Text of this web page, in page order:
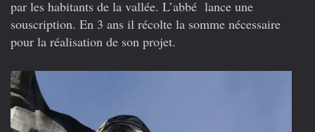
par les habitants de la vallée. L’abbé lance une
souscription. En 3 ans il récolte la somme nécessaire
pour la réalisation de son projet.